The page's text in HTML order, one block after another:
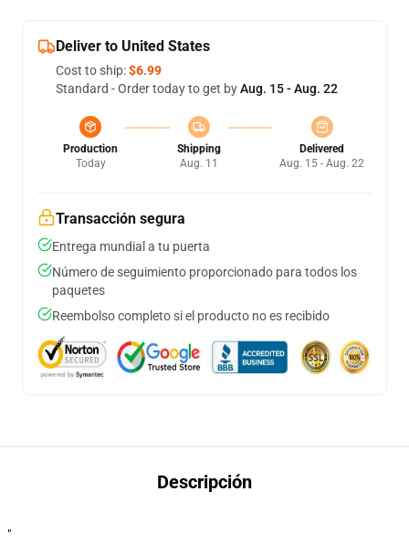
Deliver to United States
Cost to ship:$6.99
Standard - Order today to get byAug. 15 - Aug. 22
Production
Today
Shipping
Aug. 11
Delivered
Aug. 15 - Aug. 22
Transacción segura
Entrega mundial a tu puerta
Número de seguimiento proporcionado para todos los
paquetes
Reembolso completo si el producto no es recibido
Descripción
"